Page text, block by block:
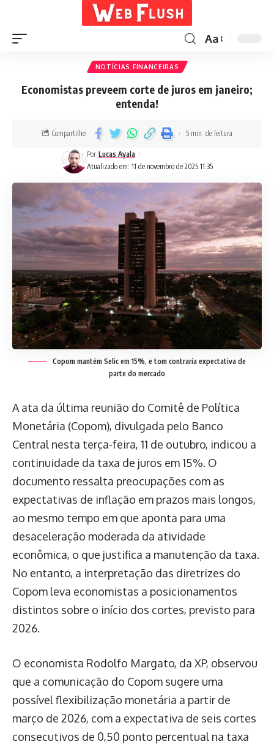
Aa
NOTÍCIAS FINANCEIRAS
Economistas preveem corte de juros em janeiro;
entenda!
Atualizado em: 11 de novembro de 2025 11:35
Por Lucas Ayala
Compartilhe 5 min. de leitura
Copom mantém Selic em 15%, e tom contraria expectativa de
parte do mercado
A ata da última reunião do Comitê de Política
Monetária (Copom), divulgada pelo Banco
Central nesta terça-feira, 11 de outubro, indicou a
continuidade da taxa de juros em 15%. O
documento ressalta preocupações com as
expectativas de inflação em prazos mais longos,
ao mesmo tempo em que aponta para uma
desaceleração moderada da atividade
econômica, o que justifica a manutenção da taxa.
No entanto, a interpretação das diretrizes do
Copom leva economistas a posicionamentos
distintos sobre o início dos cortes, previsto para
2026.
O economista Rodolfo Margato, da XP, observou
que a comunicação do Copom sugere uma
possível flexibilização monetária a partir de
março de 2026, com a expectativa de seis cortes
consecutivos de 0,50 ponto percentual na taxa